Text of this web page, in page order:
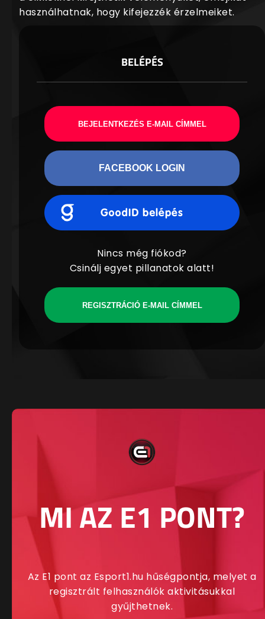
használhatnak, hogy kifejezzék érzelmeiket.
BELÉPÉS
BEJELENTKEZÉS E-MAIL CÍMMEL
FACEBOOK LOGIN
Nincs még fiókod?
Csinálj egyet pillanatok alatt!
REGISZTRÁCIÓ E-MAIL CÍMMEL
MI AZ E1 PONT?
Az E1 pont az Esport1.hu hűségpontja, melyet a
regisztrált felhasználók aktivitásukkal
gyűjthetnek.